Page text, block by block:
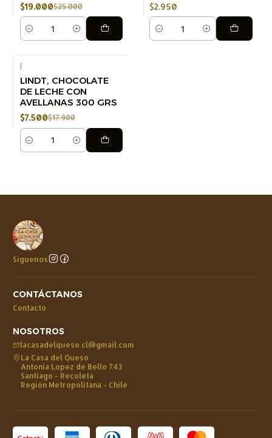
$19.000$25.000
Cantidad
$2.950
Cantidad
-58%
|
LINDT, CHOCOLATE
DE LECHE CON
AVELLANAS 300 GRS
$7.500$17.900
Cantidad
Síguenos
CONTÁCTANOS
Contacto
NOSOTROS
lacasadelqueso.cl@gmail.com
La Casa del Queso
Antonia Lopez de Bello 743
Santiago - Recoleta
Región Metropolitana - Chile